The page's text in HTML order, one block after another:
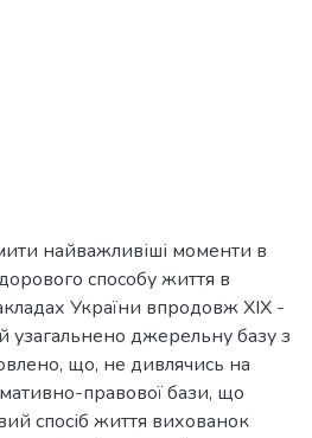
найважливіші моменти в
способу життя в
України впродовж XIX -
узагальнено джерельну базу з
що, не дивлячись на
правової бази, що
спосіб життя вихованок